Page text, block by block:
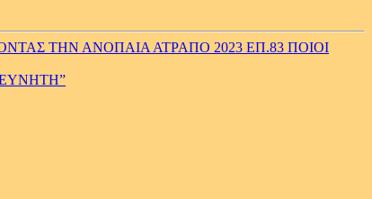
ΤΗΝ ΑΝΟΠΑΙΑ ΑΤΡΑΠΟ 2023 ΕΠ.83 ΠΟΙΟΙ